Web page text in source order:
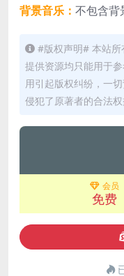
背景音乐： 不包含背
#版权声明# 本站
提供资源均只能用于
用引起版权纠纷，一
侵犯了原著者的合法
会员
免费